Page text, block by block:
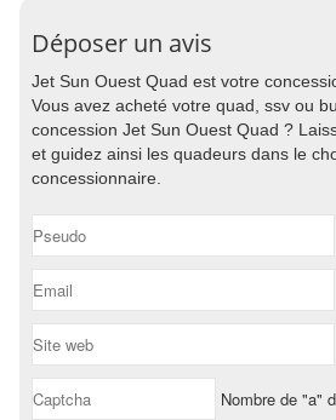
Déposer un avis
Jet Sun Ouest Quad est votre
Vous avez acheté votre quad, ssv ou
concession Jet Sun Ouest Quad ?
et guidez ainsi les quadeurs dans le
concessionnaire.
Nombre de "a"